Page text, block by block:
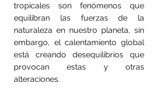
tropicales son fenómenos que
equilibran las fuerzas de la
naturaleza en nuestro planeta, sin
embargo, el calentamiento global
está creando desequilibrios que
provocan estas y otras
alteraciones.